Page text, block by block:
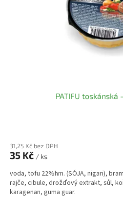
PATIFU toskánská
31,25 Kč bez DPH
35 Kč / ks
voda, tofu 22%hm. (SÓJA, nigari),
rajče, cibule, drožďový extrakt, sůl,
karagenan, guma guar.